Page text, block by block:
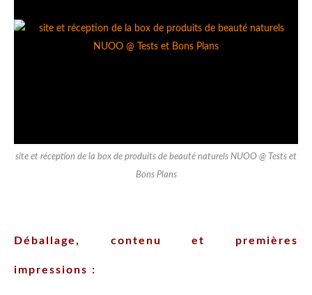
site et réception de la box de produits de beauté naturels NUOO @ Tests et
Bons Plans
Déballage, contenu et premières
impressions :